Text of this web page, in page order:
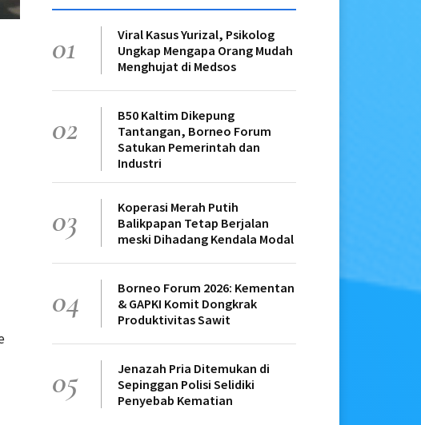
01
Viral Kasus Yurizal, Psikolog
Ungkap Mengapa Orang Mudah
Menghujat di Medsos
02
B50 Kaltim Dikepung
Tantangan, Borneo Forum
Satukan Pemerintah dan
Industri
03
Koperasi Merah Putih
Balikpapan Tetap Berjalan
meski Dihadang Kendala Modal
04
Borneo Forum 2026: Kementan
& GAPKI Komit Dongkrak
Produktivitas Sawit
05
Jenazah Pria Ditemukan di
Sepinggan Polisi Selidiki
Penyebab Kematian